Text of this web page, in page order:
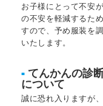
お子様にとって不安
の不安を軽減するた
すので、予め服装を
いたします。
■ てんかんの診
について
誠に恐れ入りますが